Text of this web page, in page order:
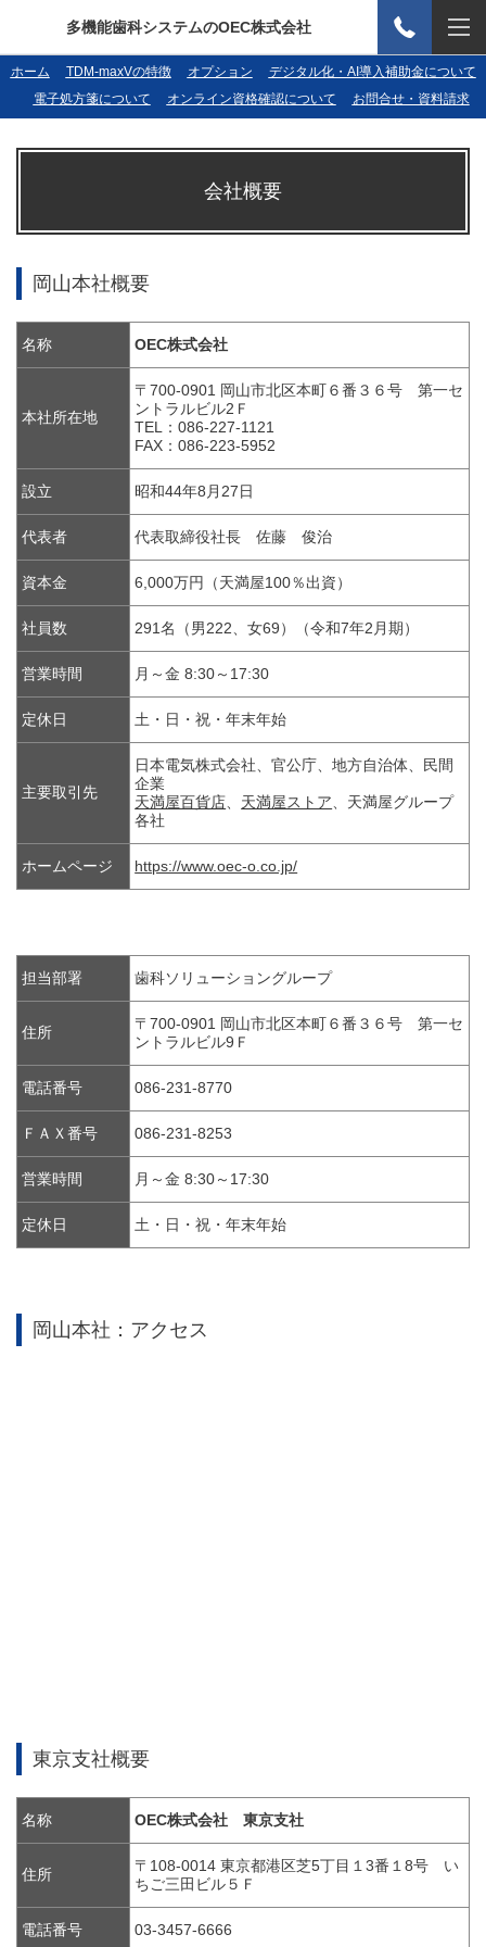
多機能歯科システムのOEC株式会社
ホーム TDM-maxVの特徴 オプション
デジタル化・AI導入補助金について
電子処方箋について
オンライン資格確認について お問合せ・資料請求
会社概要
岡山本社概要
名称 OEC株式会社
本社所在地
〒700-0901 岡山市北区本町６番３６号 第一セ
ントラルビル2Ｆ
TEL：086-227-1121
FAX：086-223-5952
設立 昭和44年8月27日
代表者 代表取締役社長 佐藤 俊治
資本金 6,000万円（天満屋100％出資）
社員数 291名（男222、女69）（令和7年2月期）
営業時間 月～金 8:30～17:30
定休日 土・日・祝・年末年始
主要取引先
日本電気株式会社、官公庁、地方自治体、民間
企業
天満屋百貨店、 天満屋ストア、天満屋グループ
各社
ホームページ https://www.oec-o.co.jp/
担当部署 歯科ソリューショングループ
住所
〒700-0901 岡山市北区本町６番３６号 第一セ
ントラルビル9Ｆ
電話番号 086-231-8770
ＦＡＸ番号 086-231-8253
営業時間 月～金 8:30～17:30
定休日 土・日・祝・年末年始
岡山本社：アクセス
東京支社概要
名称 OEC株式会社 東京支社
住所
〒108-0014 東京都港区芝5丁目１3番１8号 い
ちご三田ビル５Ｆ
電話番号 03-3457-6666